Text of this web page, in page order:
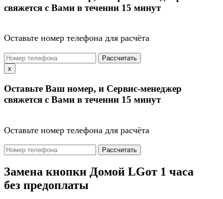
свяжется с Вами в течении 15 минут
Оставьте номер телефона для расчёта
Рассчитать
x
Оставьте Ваш номер, и Сервис-менеджер
свяжется с Вами в течении 15 минут
Оставьте номер телефона для расчёта
Рассчитать
Замена кнопки Домой LGот 1 часа
без предоплаты